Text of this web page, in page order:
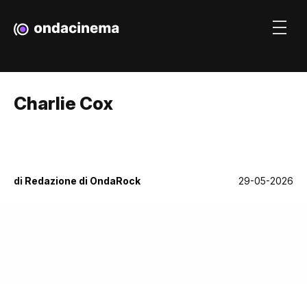
Charlie Cox
di Redazione di OndaRock 29-05-2026